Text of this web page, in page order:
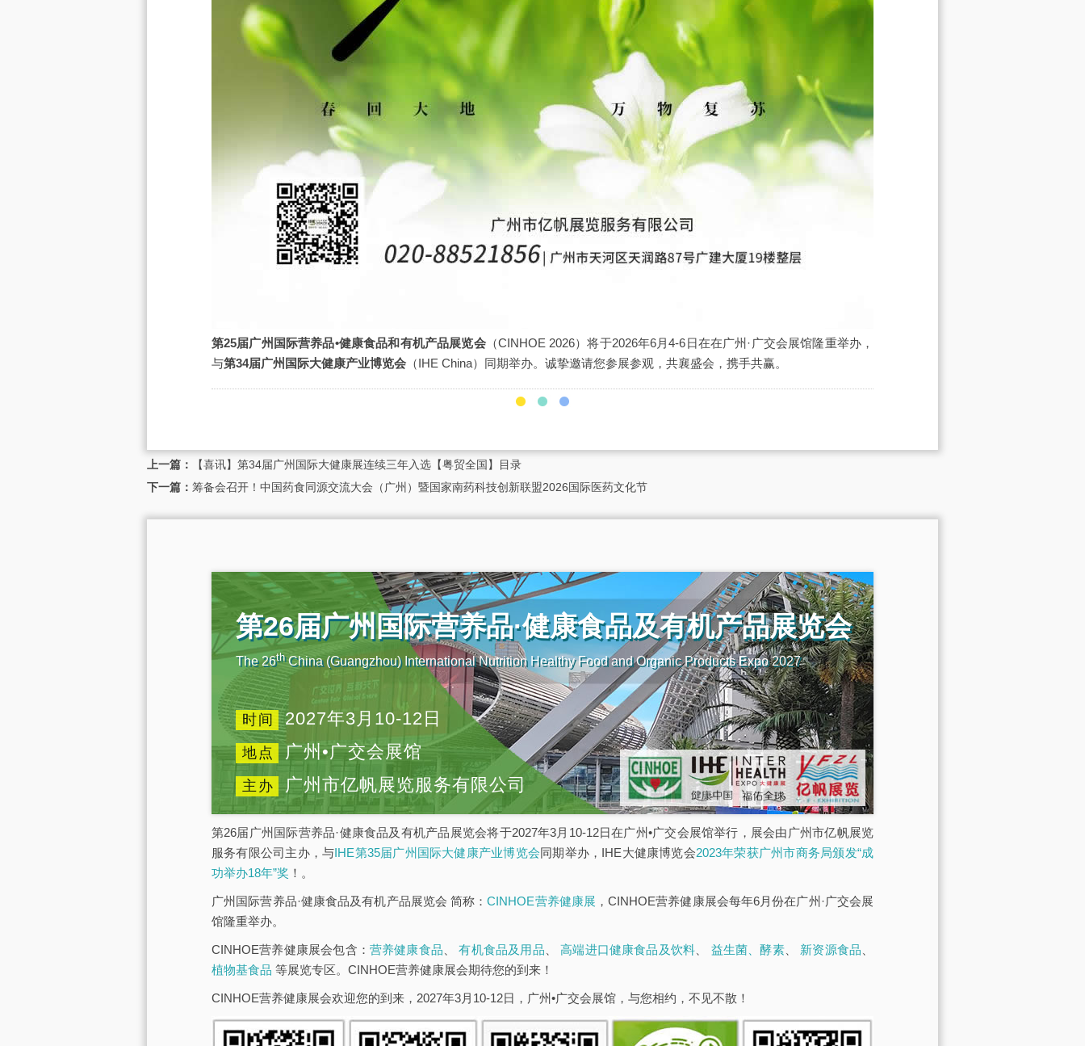
第25届广州国际营养品•健康食品和有机产品展览会（CINHOE 2026）将于2026年6月4-6日在在广州·广交会展馆隆重举办，
与第34届广州国际大健康产业博览会 （IHE China）同期举办。诚挚邀请您参展参观，共襄盛会，携手共赢。
上一篇：
【喜讯】第34届广州国际大健康展连续三年入选【粤贸全国】目录
下一篇： 筹备会召开！中国药食同源交流大会（广州）暨国家南药科技创新联盟2026国际医药文化节
第26届广州国际营养品·健康食品及有机产品展览会
The 26thChina (Guangzhou) International Nutrition Healthy Food and Organic Products Expo 2027
时间 2027年3月10-12日
地点 广州•广交会展馆
主办 广州市亿帆展览服务有限公司
第26届广州国际营养品·健康食品及有机产品展览会将于2027年3月10-12日在广州•广交会展馆举行，展会由广州市亿帆展览
服务有限公司主办，与IHE第35届广州国际大健康产业博览会同期举办，IHE大健康博览会2023年荣获广州市商务局颁发“成
功举办18年”奖 ！。
广州国际营养品·健康食品及有机产品展览会 简称：CINHOE营养健康展 ，CINHOE营养健康展会每年6月份在广州·广交会展
馆隆重举办。
CINHOE营养健康展会包含： 营养健康食品 、有机食品及用品 、高端进口健康食品及饮料 益生菌、酵素、 新资源食品
植物基食品 等展览专区。CINHOE营养健康展会期待您的到来！
CINHOE营养健康展会欢迎您的到来，2027年3月10-12日，广州•广交会展馆，与您相约，不见不散！